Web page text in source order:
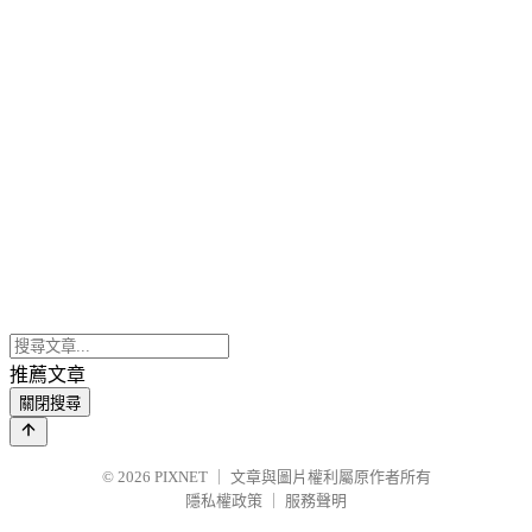
推薦文章
關閉搜尋
© 2026 PIXNET
文章與圖片權利屬原作者所有
隱私權政策
服務聲明